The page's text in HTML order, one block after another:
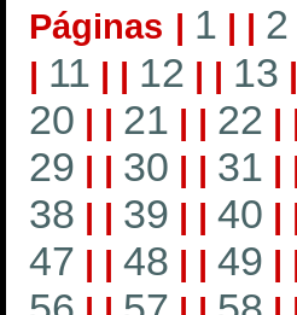
Páginas | 1 | | 2
| 11 | | 12 | | 13 |
20 | | 21 | | 22 |
29 | | 30 | | 31 |
38 | | 39 | | 40 |
47 | | 48 | | 49 |